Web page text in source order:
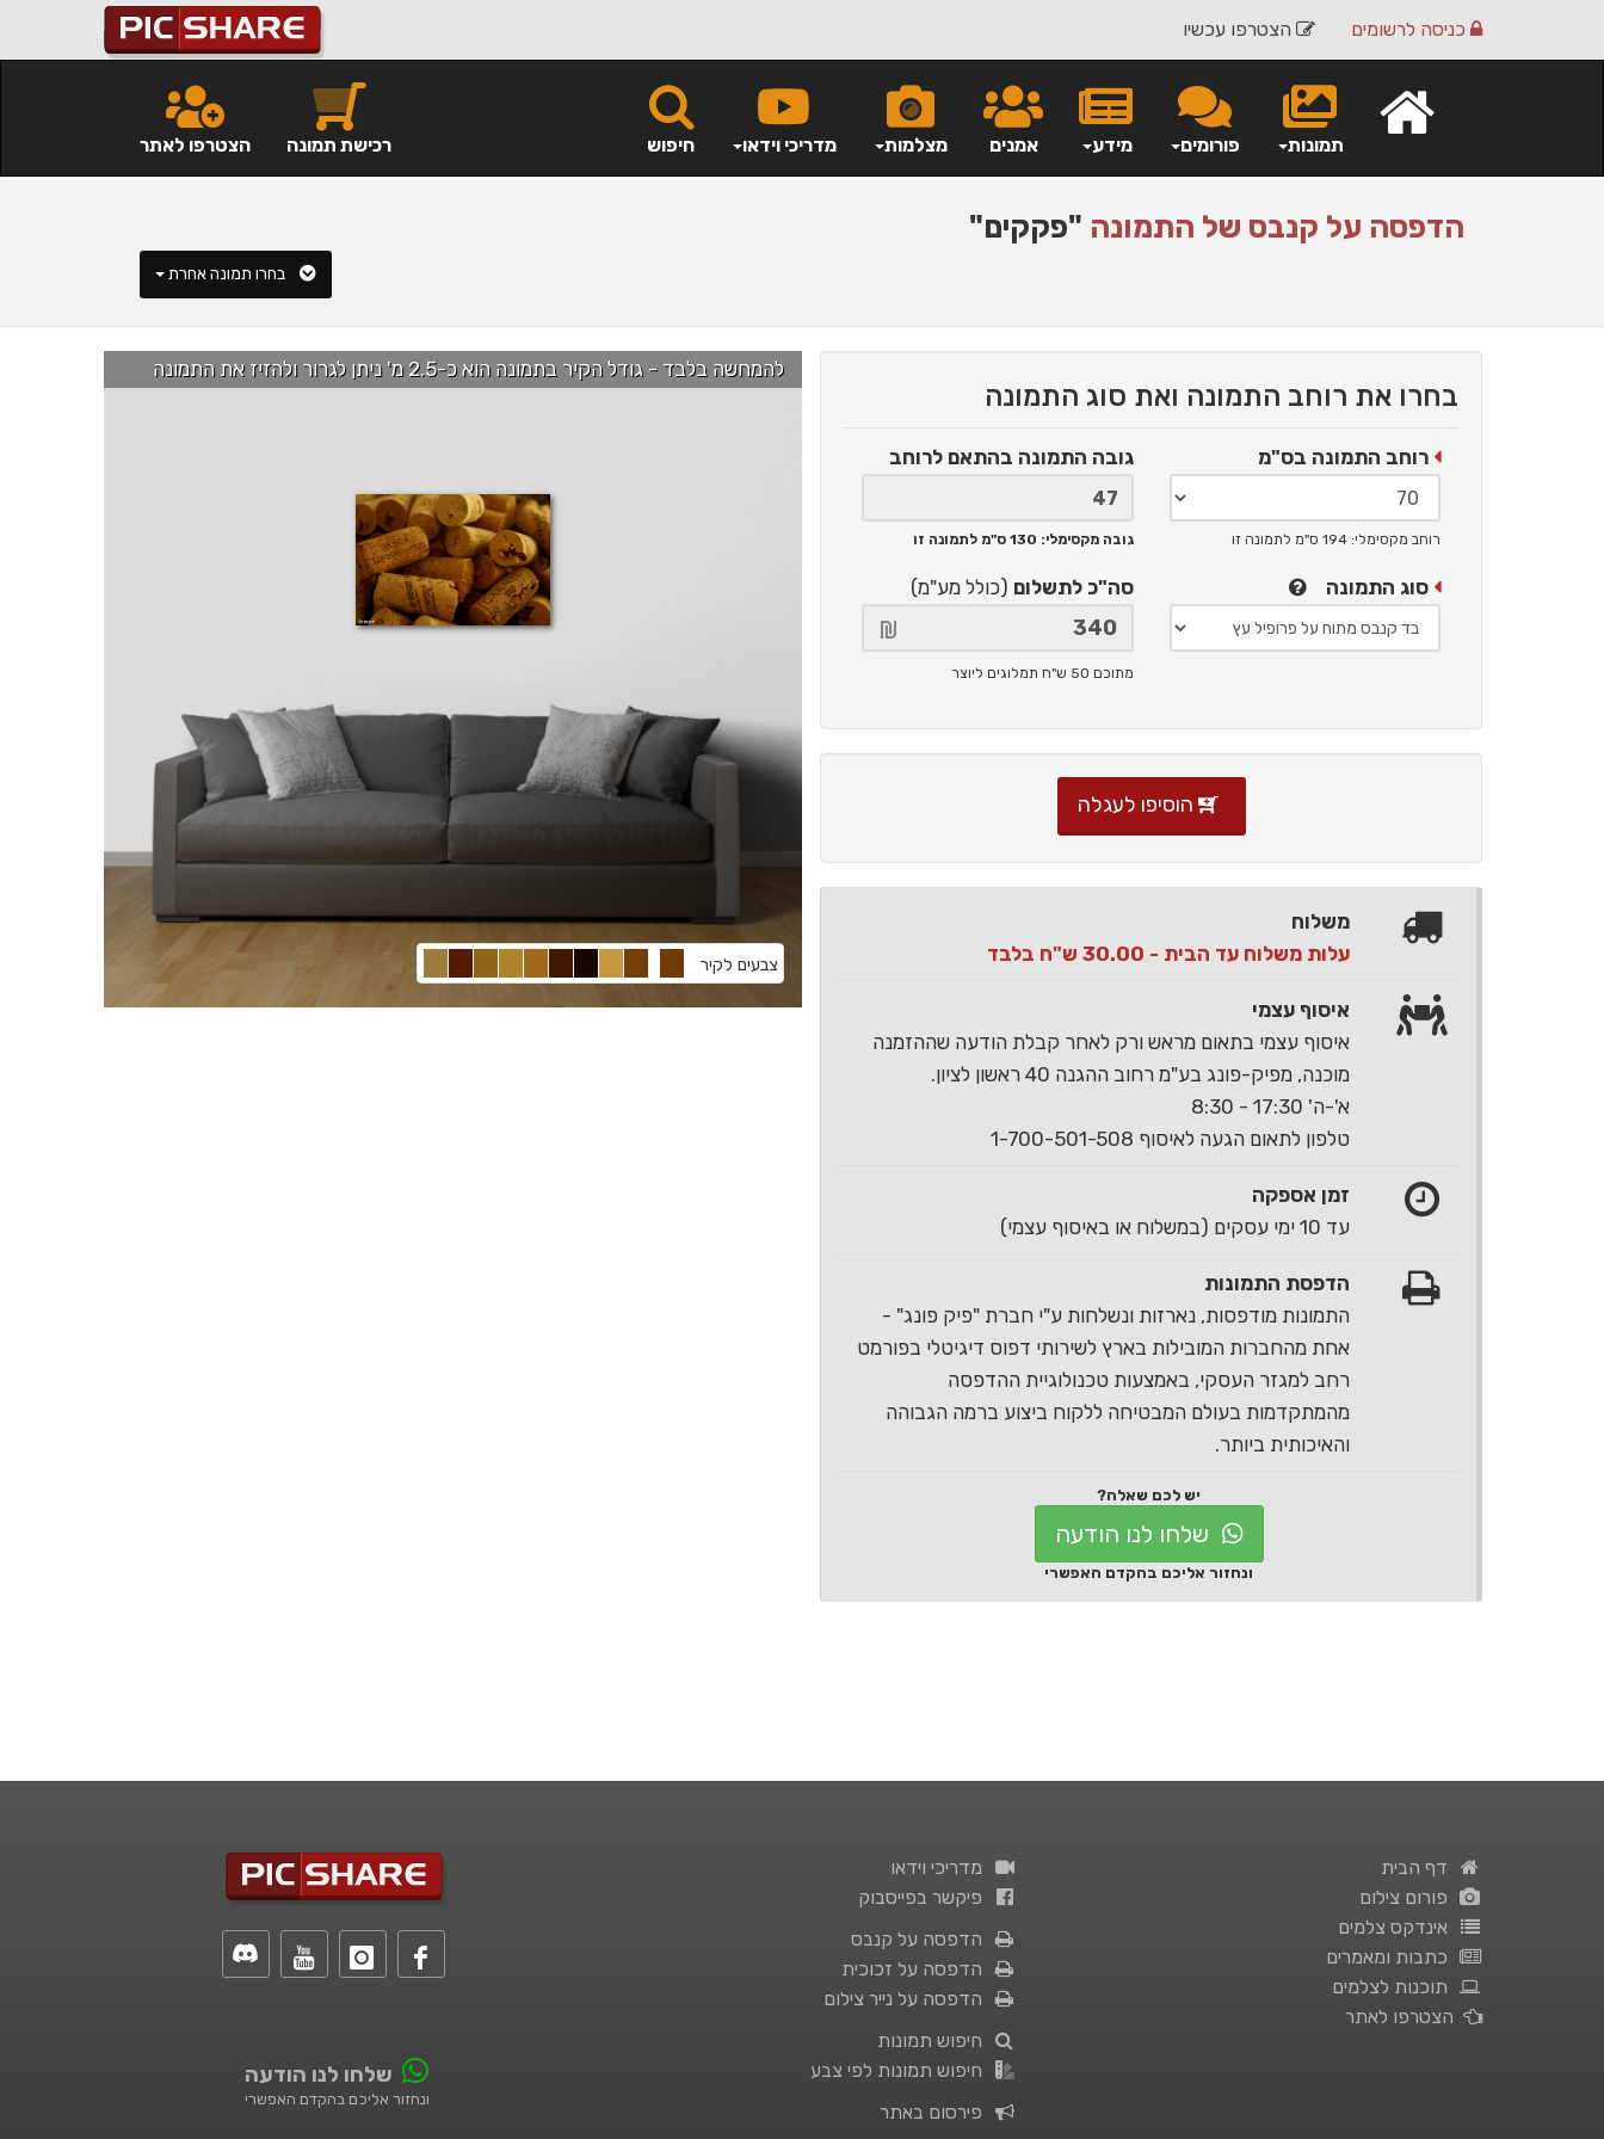
הצטרפו עכשיו כניסה לרשומים
חיפוש מדריכי וידאו מצלמות אמנים מידע פורומים תמונות הצטרפו לאתר רכישת תמונה
הדפסה על קנבס של התמונה "פקקים"
להמחשה בלבד - גודל הקיר בתמונה הוא כ-2.5 מ' ניתן לגרור ולהזיז את התמונה
צבעים לקיר
בחרו את רוחב התמונה ואת סוג התמונה
רוחב התמונה בס"מ
רוחב מקסימלי: 194 ס"מ לתמונה זו
גובה התמונה בהתאם לרוחב
גובה מקסימלי: 130 ס"מ לתמונה זו
סוג התמונה סה"כ לתשלום (כולל מע"מ)
מתוכם 50 ש"ח תמלוגים ליוצר
הוסיפו לעגלה
משלוח
עלות משלוח עד הבית - 30.00 ש"ח בלבד
איסוף עצמי
איסוף עצמי בתאום מראש ורק לאחר קבלת הודעה שההזמנה
מוכנה, מפיק-פונג בע"מ רחוב ההגנה 40 ראשון לציון.
א'-ה' 17:30 - 8:30
טלפון לתאום הגעה לאיסוף 1-700-501-508
זמן אספקה
עד 10 ימי עסקים (במשלוח או באיסוף עצמי)
הדפסת התמונות
התמונות מודפסות, נארזות ונשלחות ע"י חברת "פיק פונג" -
אחת מהחברות המובילות בארץ לשירותי דפוס דיגיטלי בפורמט
רחב למגזר העסקי, באמצעות טכנולוגיית ההדפסה
מהמתקדמות בעולם המבטיחה ללקוח ביצוע ברמה הגבוהה
והאיכותית ביותר.
יש לכם שאלה?
שלחו לנו הודעה
ונחזור אליכם בהקדם האפשרי
שלחו לנו הודעה
ונחזור אליכם בהקדם האפשרי
מדריכי וידאו
פיקשר בפייסבוק
הדפסה על קנבס
הדפסה על זכוכית
הדפסה על נייר צילום
חיפוש תמונות
חיפוש תמונות לפי צבע
פירסום באתר
דף הבית
פורום צילום
אינדקס צלמים
כתבות ומאמרים
תוכנות לצלמים
הצטרפו לאתר